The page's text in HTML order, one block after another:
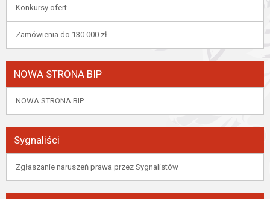
Konkursy ofert
Zamówienia do 130 000 zł
NOWA STRONA BIP
NOWA STRONA BIP
Sygnaliści
Zgłaszanie naruszeń prawa przez Sygnalistów